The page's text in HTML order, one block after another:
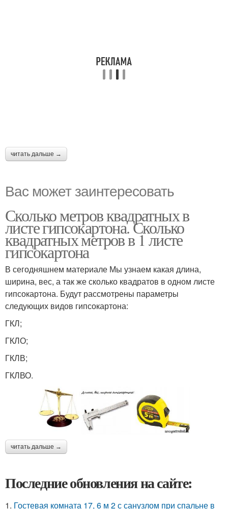
читать дальше →
Вас может заинтересовать
Сколько метров квадратных в
листе гипсокартона. Сколько
квадратных метров в 1 листе
гипсокартона
В сегодняшнем материале Мы узнаем какая длина,
ширина, вес, а так же сколько квадратов в одном листе
гипсокартона. Будут рассмотрены параметры
следующих видов гипсокартона:
ГКЛ;
ГКЛО;
ГКЛВ;
ГКЛВО.
читать дальше →
Последние обновления на сайте:
1. Гостевая комната 17, 6 м 2 с санузлом при спальне в